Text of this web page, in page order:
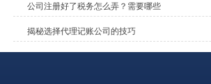
公司注册好了税务怎么弄？需要哪些
揭秘选择代理记账公司的技巧